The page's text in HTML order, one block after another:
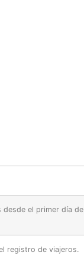
desde el primer día de
registro de viajeros.